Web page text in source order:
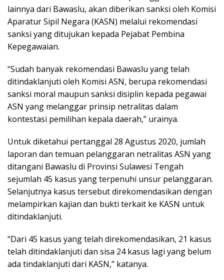
lainnya dari Bawaslu, akan diberikan sanksi oleh Komisi
Aparatur Sipil Negara (KASN) melalui rekomendasi
sanksi yang ditujukan kepada Pejabat Pembina
Kepegawaian.
“Sudah banyak rekomendasi Bawaslu yang telah
ditindaklanjuti oleh Komisi ASN, berupa rekomendasi
sanksi moral maupun sanksi disiplin kepada pegawai
ASN yang melanggar prinsip netralitas dalam
kontestasi pemilihan kepala daerah,” urainya.
Untuk diketahui pertanggal 28 Agustus 2020, jumlah
laporan dan temuan pelanggaran netralitas ASN yang
ditangani Bawaslu di Provinsi Sulawesi Tengah
sejumlah 45 kasus yang terpenuhi unsur pelanggaran.
Selanjutnya kasus tersebut direkomendasikan dengan
melampirkan kajian dan bukti terkait ke KASN untuk
ditindaklanjuti.
“Dari 45 kasus yang telah direkomendasikan, 21 kasus
telah ditindaklanjuti dan sisa 24 kasus lagi yang belum
ada tindaklanjuti dari KASN,” katanya.